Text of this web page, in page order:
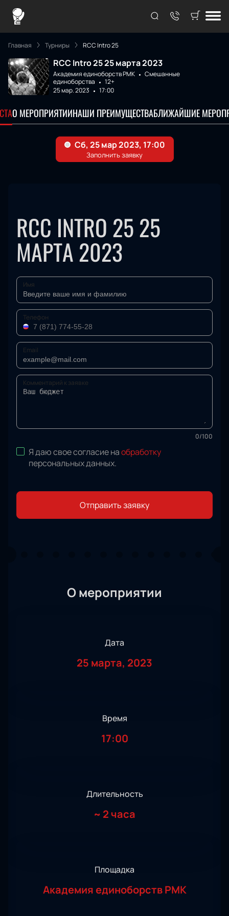
Главная Турниры RCC Intro 25
RCC Intro 25 25 марта 2023
Академия единоборств РМК
Смешанные
единоборства
12+
25 мар. 2023
17:00
О МЕРОПРИЯТИИНАШИ ПРЕИМУЩЕСТВАБЛИЖАЙШИЕ
RCC INTRO 25 25
МАРТА 2023
Имя
Телефон
Email
Комментарий к заявке
0/100
Я даю свое согласие наобработку
персональных данных.
Отправить заявку
О мероприятии
Дата
25 марта, 2023
Время
17:00
Длительность
~ 2 часа
Площадка
Академия единоборств РМК